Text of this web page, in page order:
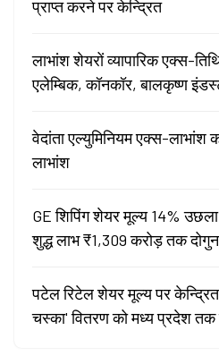
प्राप्त करने पर केन्द्रित
लाभांश शेयरों व्यापारिक एक्स-
एलेम्बिक, कॉनकॉर, बालकृष्ण
वेदांता एल्युमिनियम एक्स-
लाभांश
GE शिपिंग शेयर मूल्य 14% उछला
शुद्ध लाभ ₹1,309 करोड़ तक
पटेल रिटेल शेयर मूल्य पर
चस्का' वितरण को मध्य प्रदेश तक